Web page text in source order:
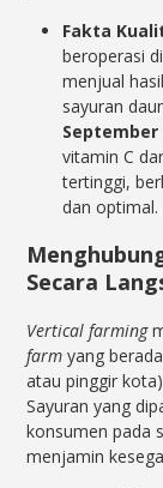
Fakta
beroperasi di
menjual
sayuran
September
vitamin C
tertinggi,
dan optimal.
Secara
Vertical farming
farm yang
atau pinggir
Sayuran yang
konsumen pada
menjamin